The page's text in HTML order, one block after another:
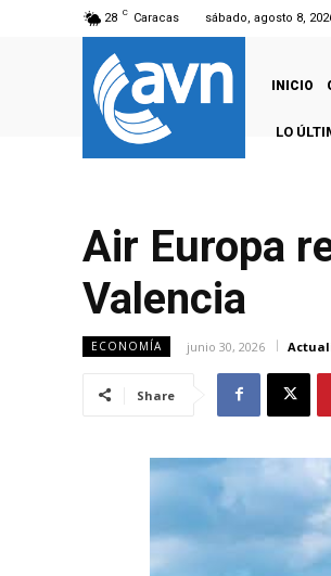
28 C Caracas sábado, agosto 8,
INICIO
LO
Air Europa
Valencia
ECONOMÍA junio 30, 2026
Share